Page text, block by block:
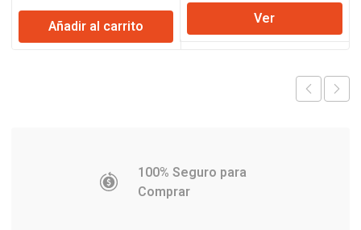
Añadir al carrito
original
era:
es:
Ver
100% Seguro para
Comprar